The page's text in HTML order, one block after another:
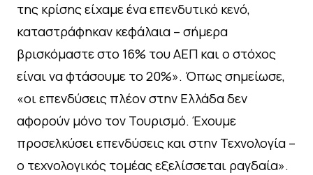
της κρίσης είχαμε ένα επενδυτικό κενό,
καταστράφηκαν κεφάλαια – σήμερα
βρισκόμαστε στο 16% του ΑΕΠ και ο στόχος
είναι να φτάσουμε το 20%». Όπως σημείωσε,
«οι επενδύσεις πλέον στην Ελλάδα δεν
αφορούν μόνο τον Τουρισμό. Έχουμε
προσελκύσει επενδύσεις και στην Τεχνολογία –
ο τεχνολογικός τομέας εξελίσσεται ραγδαία».